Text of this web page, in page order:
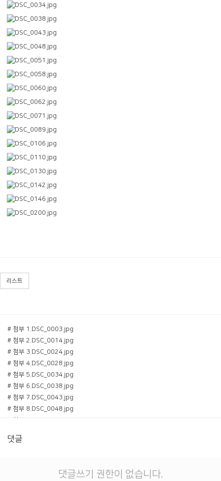
리스트
# 첨부 1.DSC_0003.jpg
# 첨부 2.DSC_0014.jpg
# 첨부 3.DSC_0024.jpg
# 첨부 4.DSC_0028.jpg
# 첨부 5.DSC_0034.jpg
# 첨부 6.DSC_0038.jpg
# 첨부 7.DSC_0043.jpg
# 첨부 8.DSC_0048.jpg
# 첨부 11.DSC_0060.jpg
# 첨부 14.DSC_0089.jpg
댓글
댓글쓰기 권한이 없습니다.